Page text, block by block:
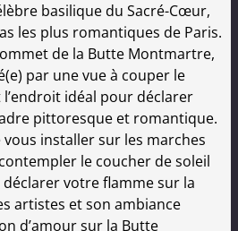
basilique du Sacré-Cœur,
les plus romantiques de Paris.
de la Butte Montmartre,
par une vue à couper le
l’endroit idéal pour déclarer
pittoresque et romantique.
installer sur les marches
le coucher de soleil
votre flamme sur la
artistes et son ambiance
d’amour sur la Butte